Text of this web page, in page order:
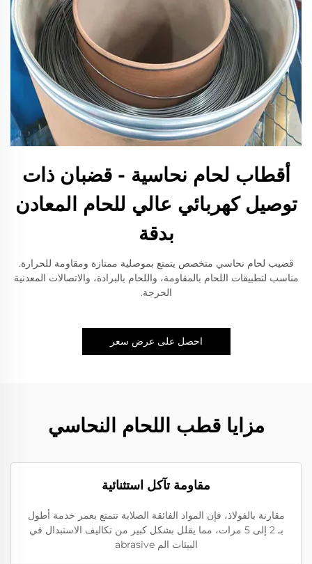
أقطاب لحام نحاسية - قضبان ذات
توصيل كهربائي عالي للحام المعادن
بدقة
قضيب لحام نحاسي متخصص يتمتع بموصلية ممتازة ومقاومة للحرارة.
مناسب لتطبيقات اللحام بالمقاومة، واللحام بالبرادة، والاتصالات المعدنية
الحرجة.
احصل على عرض سعر
مزايا قطب اللحام النحاسي
مقاومة تآكل استثنائية
مقارنة بالفولاذ، فإن المواد الفائقة الصلابة تتمتع بعمر خدمة أطول
بـ 2 إلى 5 مرات، مما يقلل بشكل كبير من تكاليف الاستبدال في
البيئات الم abrasive